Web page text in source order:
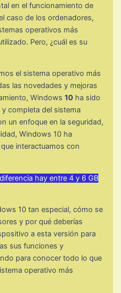
en el funcionamiento de
caso de los ordenadores,
operativos más
Pero, ¿cuál es su
el sistema operativo más
las novedades y mejoras
Windows10 ha sido
completa del sistema
un enfoque en la seguridad,
Windows 10 ha
interactuamos con
hay entre 4 y 6 GB
10 tan especial, cómo se
y por qué deberías
a esta versión para
sus funciones y
para conocer todo lo que
operativo más